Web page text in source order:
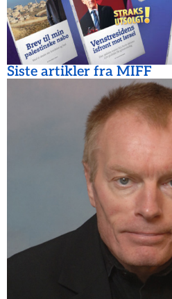
Siste artikler fra MIFF